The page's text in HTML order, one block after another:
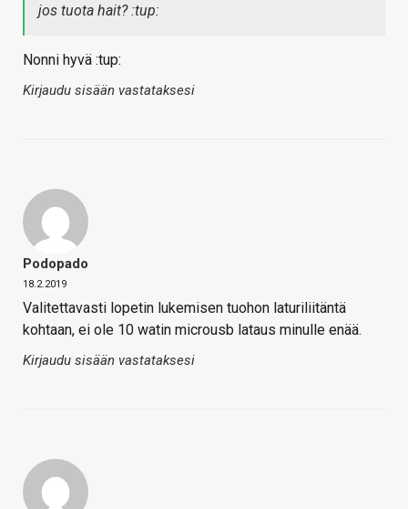
jos tuota hait? :tup:
Nonni hyvä :tup:
Kirjaudu sisään vastataksesi
Podopado
18.2.2019
Valitettavasti lopetin lukemisen tuohon laturiliitäntä
kohtaan, ei ole 10 watin microusb lataus minulle enää.
Kirjaudu sisään vastataksesi